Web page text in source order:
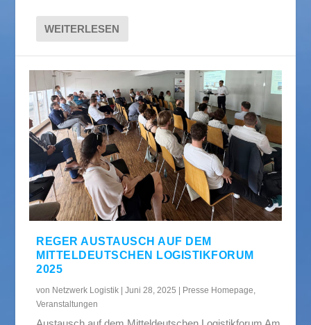
WEITERLESEN
REGER AUSTAUSCH AUF DEM
MITTELDEUTSCHEN LOGISTIKFORUM
2025
von Netzwerk Logistik |Juni 28, 2025 Presse Homepage,
Veranstaltungen